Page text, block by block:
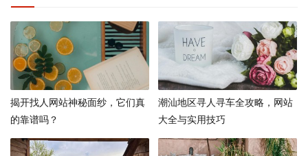
揭开找人网站神秘面纱，它们真
的靠谱吗？
潮汕地区寻人寻车全攻略，网站
大全与实用技巧